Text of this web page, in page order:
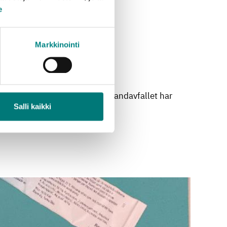
Markkinointi
Salli kaikki
för energiutvinning. Blandavfallet har